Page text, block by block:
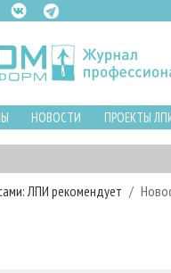
НОВОСТИ ПРОЕКТЫ
ЛПИ рекомендует